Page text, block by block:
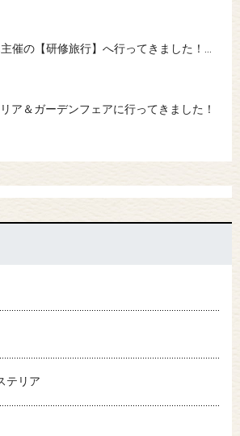
主催の【研修旅行】へ行ってきました！…
ア＆ガーデンフェアに行ってきました！
テリア